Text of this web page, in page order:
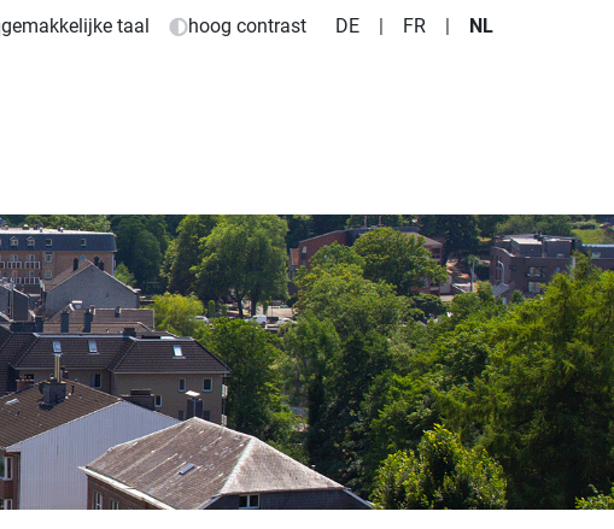
gemakkelijke taal hoog contrast DE | FR | NL